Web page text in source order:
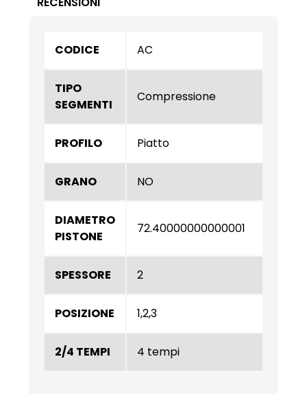
CODICE AC
TIPO
SEGMENTI
Compressione
PROFILO Piatto
GRANO NO
DIAMETRO
PISTONE
72.40000000000001
SPESSORE 2
POSIZIONE 1,2,3
2/4 TEMPI 4 tempi